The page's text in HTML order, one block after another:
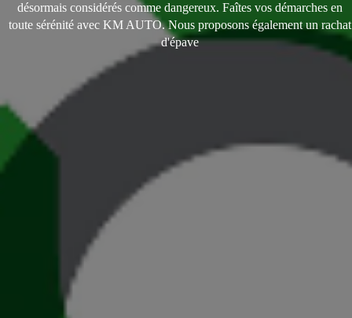
désormais considérés comme dangereux. Faîtes vos démarches en
toute sérénité avec KM AUTO. Nous proposons également un rachat
d'épave